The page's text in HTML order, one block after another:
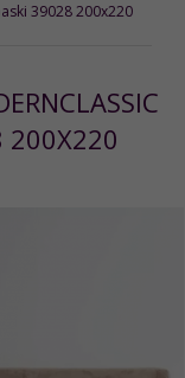
39028 200x220
200X220